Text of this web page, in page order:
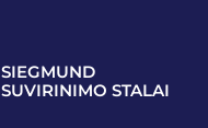
SIEGMUND
SUVIRINIMO STALAI